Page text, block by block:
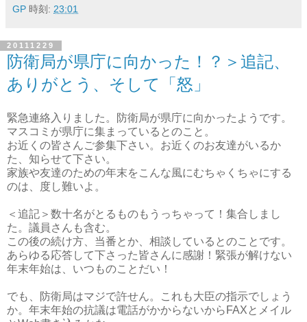
GP 時刻: 23:01
20111229
防衛局が県庁に向かった！？＞追記、
ありがとう、そして「怒」
緊急連絡入りました。防衛局が県庁に向かったようです。
マスコミが県庁に集まっているとのこと。
お近くの皆さんご参集下さい。お近くのお友達がいるか
た、知らせて下さい。
家族や友達のための年末をこんな風にむちゃくちゃにする
のは、度し難いよ。
＜追記＞数十名がとるものもうっちゃって！集合しまし
た。議員さんも含む。
この後の続け方、当番とか、相談しているとのことです。
あらゆる応答して下さった皆さんに感謝！緊張が解けない
年末年始は、いつものことだい！
でも、防衛局はマジで許せん。これも大臣の指示でしょう
か。年末年始の抗議は電話がかからないからFAXとメイル